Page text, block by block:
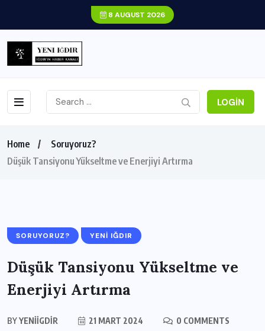
8 AUGUST 2026
LOGIN
Home
Soruyoruz?
Düşük Tansiyonu Yükseltme ve Enerjiyi Artırma
SORUYORUZ? YENI IĞDIR
Düşük Tansiyonu Yükseltme ve
Enerjiyi Artırma
BYYENIIGDIR 21 MART 2024
0 COMMENTS